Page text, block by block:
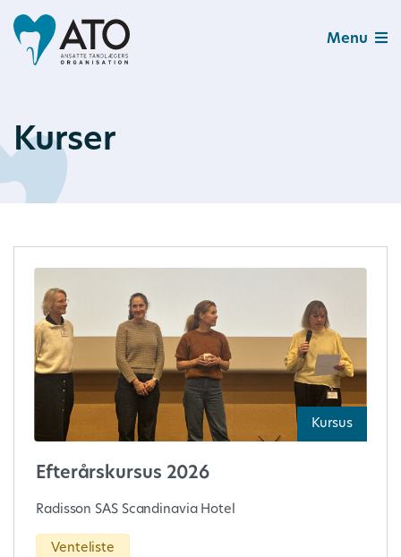
Menu
Kurser
Kursus
Efterårskursus 2026
Radisson SAS Scandinavia Hotel
Venteliste